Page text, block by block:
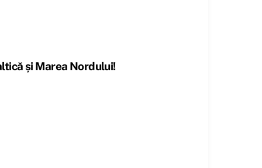
și Marea Nordului!